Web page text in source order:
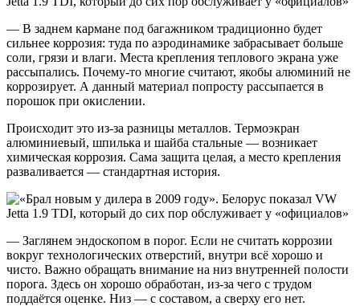
— В заднем кармане под багажником традиционно будет
сильнее коррозия: туда по аэродинамике забрасывает больше
соли, грязи и влаги. Места крепления теплового экрана уже
рассыпались. Почему-то многие считают, якобы алюминий не
коррозирует. А данный материал попросту рассыпается в
порошок при окислении.
Происходит это из-за разницы металлов. Термоэкран
алюминиевый, шпилька и шайба стальные — возникает
химическая коррозия. Сама защита целая, а место крепления
разваливается — стандартная история.
— Заглянем эндоскопом в порог. Если не считать коррозии
вокруг технологических отверстий, внутри всё хорошо и
чисто. Важно обращать внимание на низ внутренней полости
порога. Здесь он хорошо обработан, из-за чего с трудом
поддаётся оценке. Низ — с составом, а сверху его нет.